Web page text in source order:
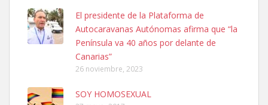
Ninfa perdida
El día 5 se los perdió una ninfa papillera, asustada tiene miedo a la
calle, se perdió por la zon...
Leales.org » Gran Canaria | 6.7.2025
El presidente de la Plataforma de
Autocaravanas Autónomas afirma que “la
Península va 40 años por delante de
Canarias”
26 noviembre, 2023
SOY HOMOSEXUAL